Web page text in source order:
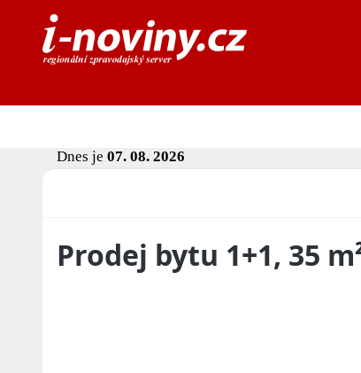
Dnes je 07. 08. 2026
Prodej bytu 1+1, 35